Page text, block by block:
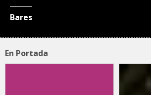
Bares
En Portada